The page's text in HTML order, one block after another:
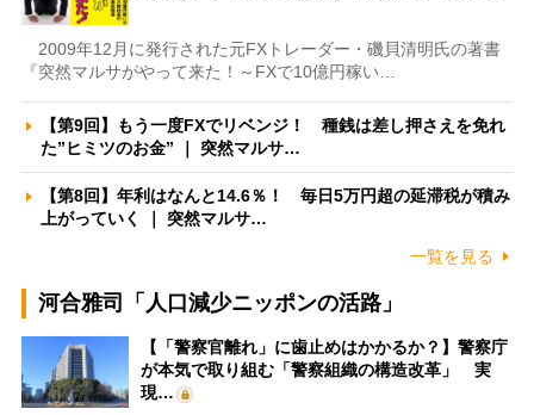
2009年12月に発行された元FXトレーダー・磯貝清明氏の著書
『突然マルサがやって来た！～FXで10億円稼い…
【第9回】もう一度FXでリベンジ！ 種銭は差し押さえを免れ
た”ヒミツのお金” ｜ 突然マルサ…
【第8回】年利はなんと14.6％！ 毎日5万円超の延滞税が積み
上がっていく ｜ 突然マルサ…
一覧を見る
河合雅司「人口減少ニッポンの活路」
【「警察官離れ」に歯止めはかかるか？】警察庁
が本気で取り組む「警察組織の構造改革」 実
現…